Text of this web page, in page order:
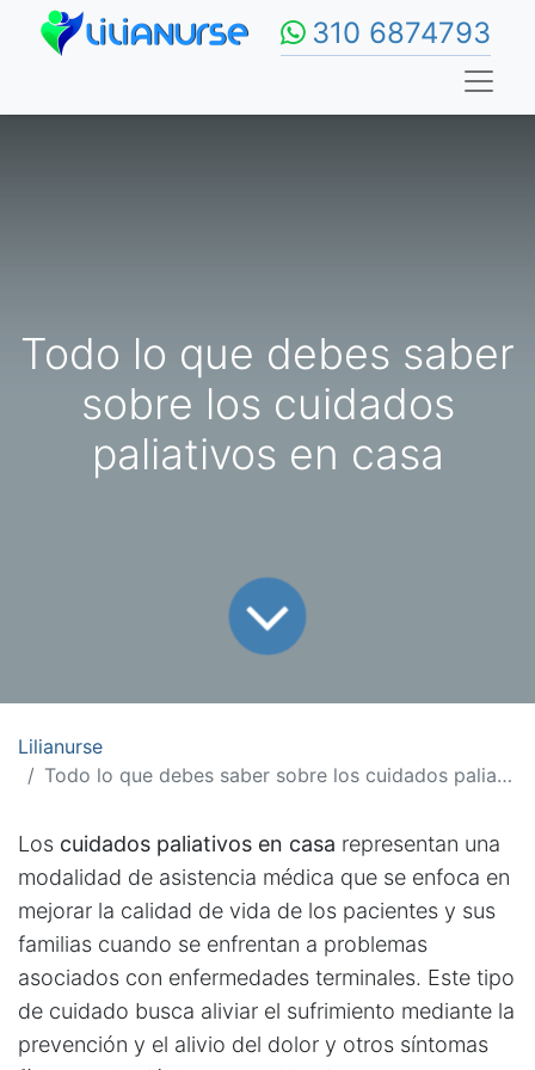
310 6874793
Todo lo que debes saber
sobre los cuidados
paliativos en casa
Lilianurse
Todo lo que debes saber sobre los cuidados paliativos en casa
Los cuidados paliativos en casa representan una
modalidad de asistencia médica que se enfoca en
mejorar la calidad de vida de los pacientes y sus
familias cuando se enfrentan a problemas
asociados con enfermedades terminales. Este tipo
de cuidado busca aliviar el sufrimiento mediante la
prevención y el alivio del dolor y otros síntomas